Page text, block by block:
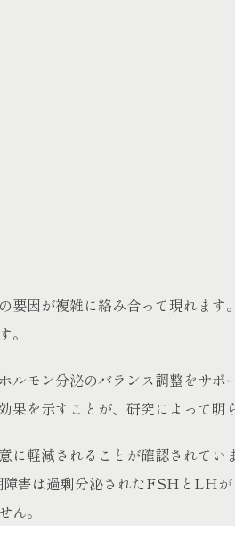
因が複雑に絡み合って現れま
。
モン分泌のバランス調整をサ
を示すことが、研究によって明
軽減されることが確認されて
害は過剰分泌されたFSHとLH
ん。